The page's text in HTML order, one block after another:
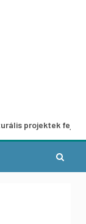
fejlesztésére